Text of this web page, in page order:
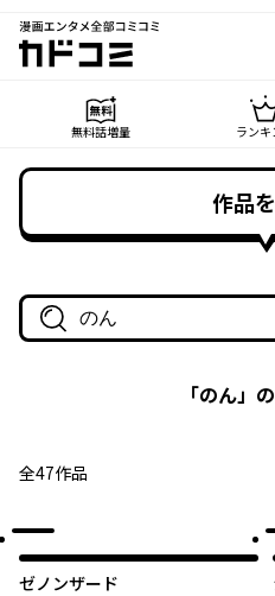
漫画エンタメ全部コミコミ
カドコミ
無料話増量 ランキ
作品
作品名・作家名で探す
「のん」
全47作品
ゼノンザード